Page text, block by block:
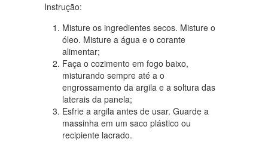
Instrução:
Misture os ingredientes secos. Misture o
óleo. Misture a água e o corante
alimentar;
Faça o cozimento em fogo baixo,
misturando sempre até a o
engrossamento da argila e a soltura das
laterais da panela;
Esfrie a argila antes de usar. Guarde a
massinha em um saco plástico ou
recipiente lacrado.